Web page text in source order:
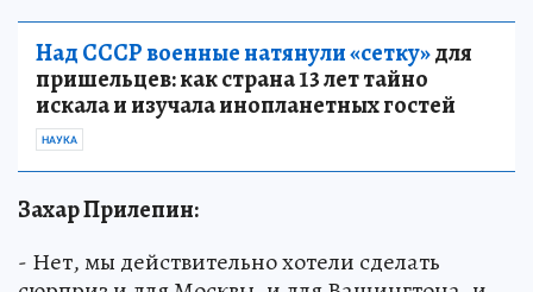
Над СССР военные натянули «сетку»для
пришельцев: как страна 13 лет тайно
искала и изучала инопланетных гостей
НАУКА
Захар Прилепин:
- Нет, мы действительно хотели сделать